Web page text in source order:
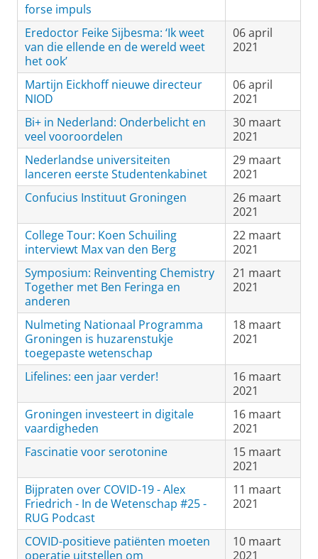
forse impuls
Eredoctor Feike Sijbesma: ‘Ik weet
van die ellende en de wereld weet
het ook’
06 april
2021
Martijn Eickhoff nieuwe directeur
NIOD
06 april
2021
Bi+ in Nederland: Onderbelicht en
veel vooroordelen
30 maart
2021
Nederlandse universiteiten
lanceren eerste Studentenkabinet
29 maart
2021
Confucius Instituut Groningen
26 maart
2021
College Tour: Koen Schuiling
interviewt Max van den Berg
22 maart
2021
Symposium: Reinventing Chemistry
Together met Ben Feringa en
anderen
21 maart
2021
Nulmeting Nationaal Programma
Groningen is huzarenstukje
toegepaste wetenschap
18 maart
2021
Lifelines: een jaar verder!
16 maart
2021
Groningen investeert in digitale
vaardigheden
16 maart
2021
Fascinatie voor serotonine
15 maart
2021
Bijpraten over COVID-19 - Alex
Friedrich - In de Wetenschap #25 -
RUG Podcast
11 maart
2021
COVID-positieve patiënten moeten
operatie uitstellen om
10 maart
2021